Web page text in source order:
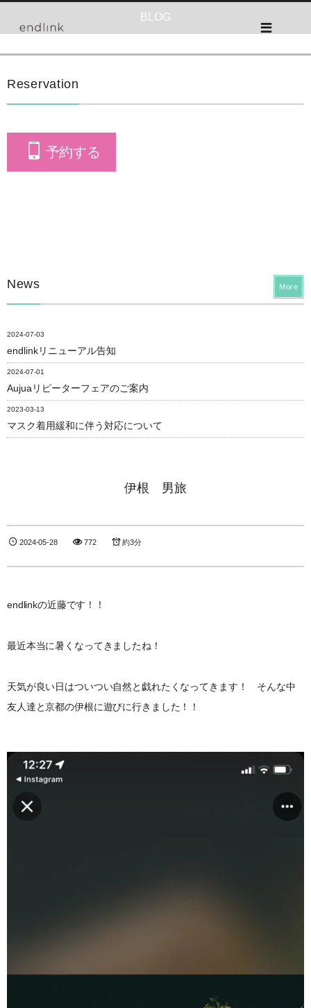
BLOG
Reservation
予約する
News
2024-07-03
endlinkリニューアル告知
2024-07-01
Aujuaリピーターフェアのご案内
2023-03-13
マスク着用緩和に伴う対応について
More
伊根 男旅
2024-05-28 772 約3分
endlinkの近藤です！！
最近本当に暑くなってきましたね！
天気が良い日はついつい自然と戯れたくなってきます！ そんな中
友人達と京都の伊根に遊びに行きました！！